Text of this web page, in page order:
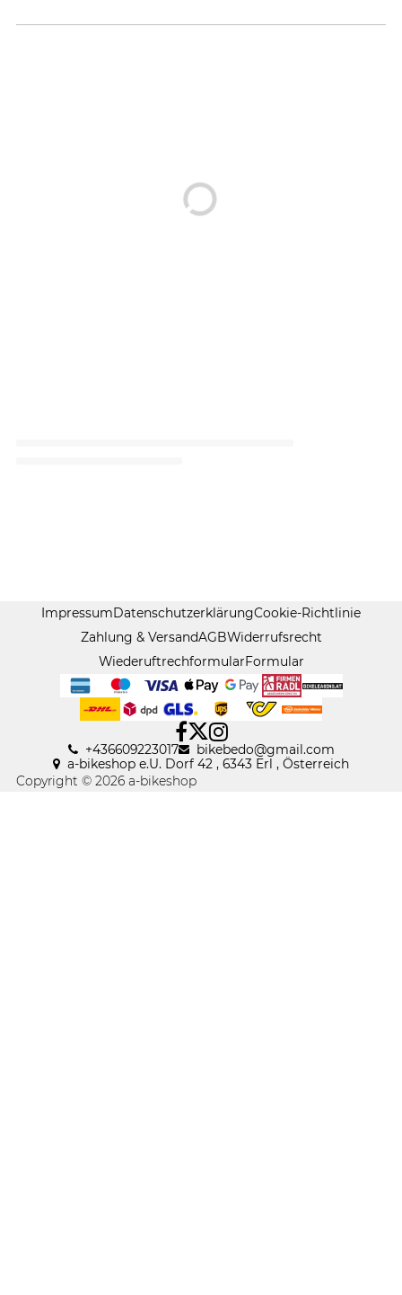
ImpressumDatenschutzerklärungCookie-Richtlinie
Zahlung & VersandAGBWiderrufsrecht
WiederuftrechformularFormular
+436609223017 bikebedo@gmail .com
a-bikeshop e.U. Dorf 42 , 6343 Erl , Österreich
Copyright © 2026 a-bikeshop